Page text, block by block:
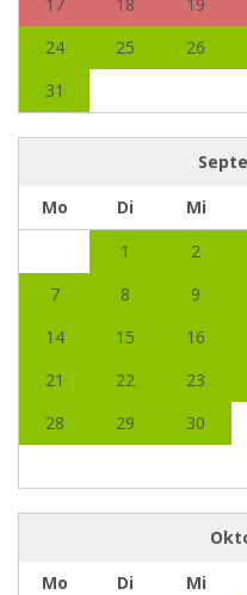
24
25 26
31
Mo
Di Mi
1
2
7
8 9
14
15 16
21
22 23
28
29 30
Mo
Di Mi